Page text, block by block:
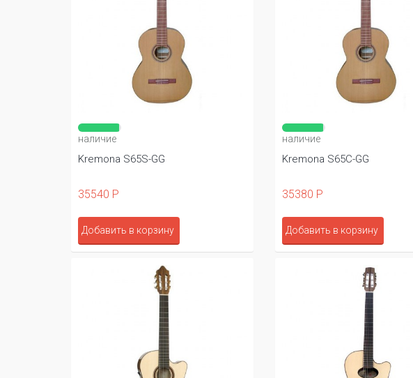
наличие
Kremona S65C-GG
35380 Р
Добавить в корзину
наличие
Kremona S65S-GG
35540 Р
Добавить в корзину